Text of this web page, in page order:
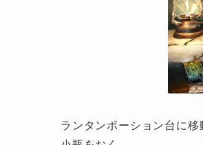
ランタンポーション台に移